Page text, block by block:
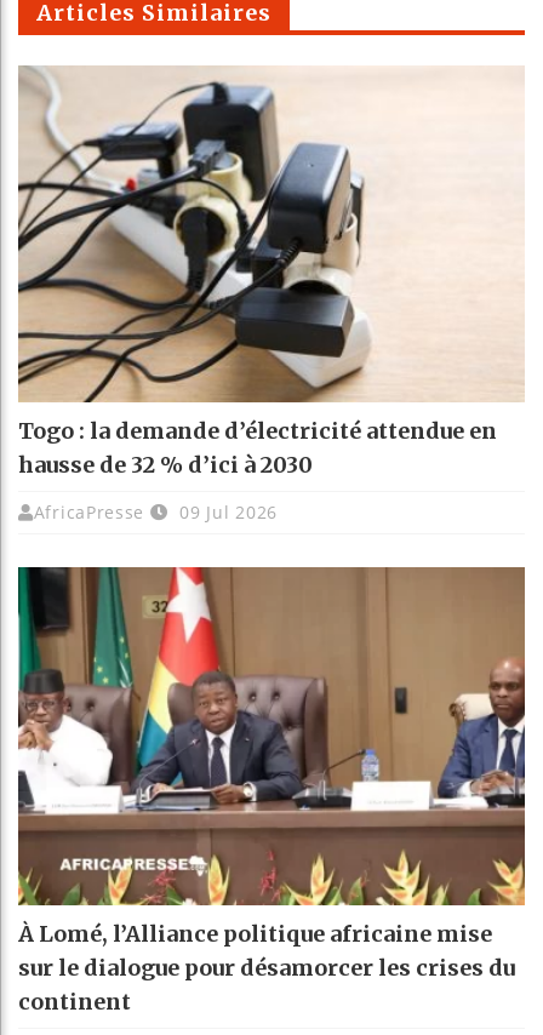
Articles Similaires
Togo : la demande d’électricité attendue en
hausse de 32 % d’ici à 2030
AfricaPresse 09 Jul 2026
À Lomé, l’Alliance politique africaine mise
sur le dialogue pour désamorcer les crises du
continent